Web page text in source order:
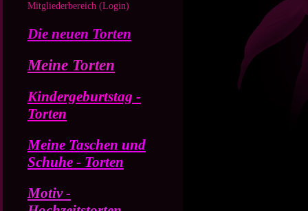
Mitgliederbereich (Login)
Die neuen Torten
Meine Torten
Kindergeburtstag -
Torten
Meine Taschen und
Schuhe - Torten
Motiv -